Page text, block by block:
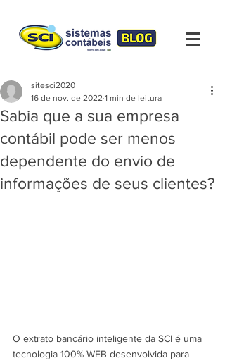
Sabia que a sua empresa
contábil pode ser menos
dependente do envio de
informações de seus clientes?
sitesci2020
16 de nov. de 2022 1 min de leitura
O extrato bancário inteligente da SCI é uma
tecnologia 100% WEB desenvolvida para